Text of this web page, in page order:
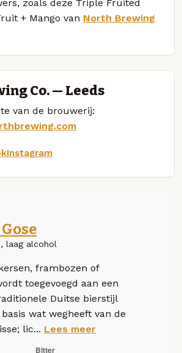
zoals deze Triple Fruited
+ Mango van North Brewing
Co. — Leeds
van de brouwerij:
Instagram
laag alcohol
frambozen of
toegevoegd aan een
Duitse bierstijl
wat wegheeft van de
lic... Lees meer